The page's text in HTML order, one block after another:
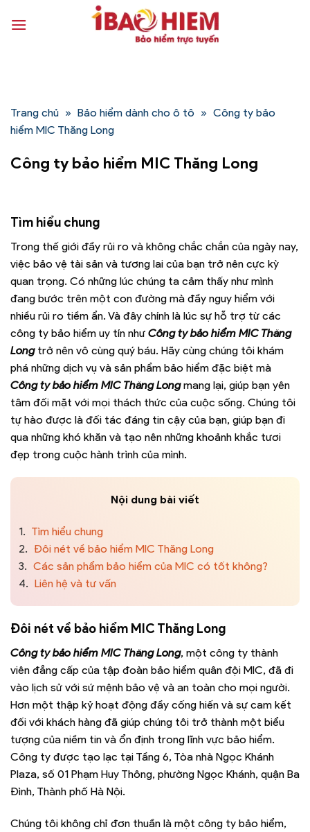
qua
Trang chủ » Bảo hiểm dành cho ô tô » Công ty bảo
hiểm MIC Thăng Long
Công ty bảo hiểm MIC Thăng Long
Tìm hiểu chung
Trong thế giới đầy rủi ro và không chắc chắn của ngày nay,
việc bảo vệ tài sản và tương lai của bạn trở nên cực kỳ
quan trọng. Có những lúc chúng ta cảm thấy như mình
đang bước trên một con đường mà đầy nguy hiểm với
nhiều rủi ro tiềm ẩn. Và đây chính là lúc sự hỗ trợ từ các
công ty bảo hiểm uy tín như Công ty bảo hiểm MIC Thăng
Longtrở nên vô cùng quý báu. Hãy cùng chúng tôi khám
phá những dịch vụ và sản phẩm bảo hiểm đặc biệt mà
Công ty bảo hiểm MIC Thăng Longmang lại, giúp bạn yên
tâm đối mặt với mọi thách thức của cuộc sống. Chúng tôi
tự hào được là đối tác đáng tin cậy của bạn, giúp bạn đi
qua những khó khăn và tạo nên những khoảnh khắc tươi
đẹp trong cuộc hành trình của mình.
Nội dung bài viết
1. Tìm hiểu chung
2. Đôi nét về bảo hiểm MIC Thăng Long
3. Các sản phẩm bảo hiểm của MIC có tốt không?
4. Liên hệ và tư vấn
Đôi nét về bảo hiểm MIC Thăng Long
Công ty bảo hiểm MIC Thăng Long, một công ty thành
viên đẳng cấp của tập đoàn bảo hiểm quân đội MIC, đã đi
vào lịch sử với sứ mệnh bảo vệ và an toàn cho mọi người.
Hơn một thập kỷ hoạt động đầy cống hiến và sự cam kết
đối với khách hàng đã giúp chúng tôi trở thành một biểu
tượng của niềm tin và ổn định trong lĩnh vực bảo hiểm.
Công ty được tạo lạc tại Tầng 6, Tòa nhà Ngọc Khánh
Plaza, số 01 Phạm Huy Thông, phường Ngọc Khánh, quận Ba
Đình, Thành phố Hà Nội.
Chúng tôi không chỉ đơn thuần là một công ty bảo hiểm,